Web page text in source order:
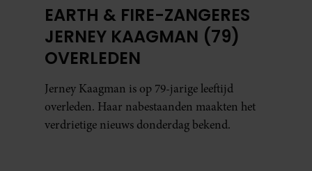
reizen en eten. Als ze niet aan het werk is, dan is
ze in de keuken te vinden, waar ze de lekkerste
taarten en koekjes bakt.
Meer van Vera